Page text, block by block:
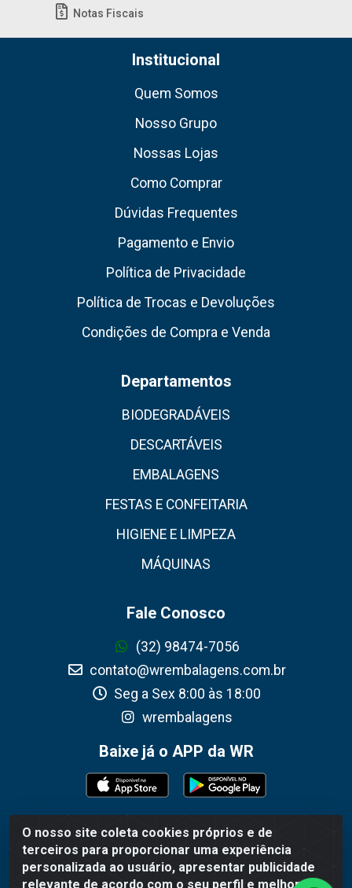
O nosso site coleta cookies próprios e de
terceiros para proporcionar uma experiência
personalizada ao usuário, apresentar publicidade
relevante de acordo com o seu perfil e melhorar a
Notas Fiscais
Institucional
Quem Somos
Nosso Grupo
Nossas Lojas
Como Comprar
Dúvidas Frequentes
Pagamento e Envio
Política de Privacidade
Política de Trocas e Devoluções
Condições de Compra e Venda
Departamentos
BIODEGRADÁVEIS
DESCARTÁVEIS
EMBALAGENS
FESTAS E CONFEITARIA
HIGIENE E LIMPEZA
MÁQUINAS
Fale Conosco
(32) 98474-7056
contato@wrembalagens.com.br
Seg a Sex 8:00 às 18:00
wrembalagens
Baixe já o APP da WR
WR Embalagens - R. Cel. Teodoro Gomes de Araújo, 1360 -
Grogotó - Barbacena / MG - CEP 36202-628 - CNPJ
02.692.206/0001-55